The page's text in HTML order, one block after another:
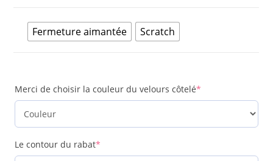
Fermeture aimantée Scratch
Merci de choisir la couleur du velours côtelé*
Le contour du rabat*